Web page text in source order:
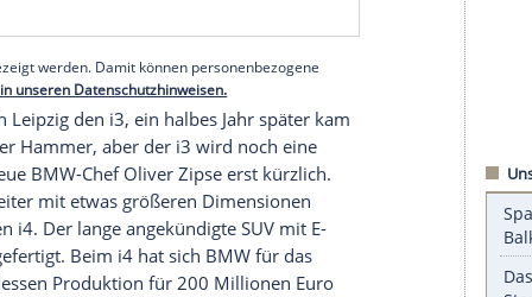
Taycan basiert, wird im Werk Böllinger
jene des R8 zu integrieren, sondern um auch
optimieren. Dafür entstehen unter anderem neue
Quadratmetern.
undDingolfing